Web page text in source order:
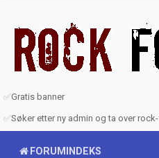
✅Gratis banner
✅Søker etter ny admin og ta over
FORUMINDEKS